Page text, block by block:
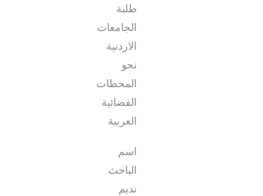
طلبة
الجامعات
الاردنية
نحو
المحطات
الفضائية
العربية
اسم
الباحث:
نديم